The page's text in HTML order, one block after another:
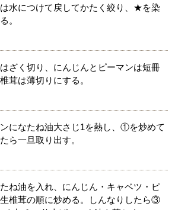
水につけて戻してかたく絞り、★を染
。
ざく切り、にんじんとピーマンは短冊
茸は薄切りにする。
になたね油大さじ1を熱し、①を炒めて
ら一旦取り出す。
ね油を入れ、にんじん・キャベツ・ピ
椎茸の順に炒める。しんなりしたら③